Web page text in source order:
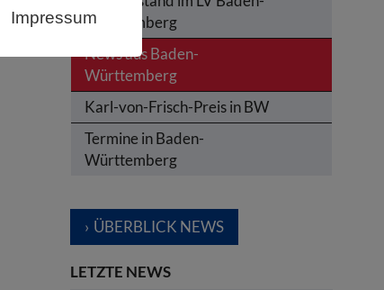
ImpressumWürttemberg
News aus Baden-
Württemberg
Karl-von-Frisch-Preis in BW
Termine in Baden-
Württemberg
ÜBERBLICK NEWS
LETZTE NEWS